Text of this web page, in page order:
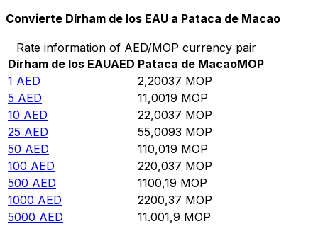
Convierte Dírham de los EAU a Pataca de Macao
Rate information of AED/MOP currency pair
Dírham de los EAUAED Pataca de MacaoMOP
1 AED 2,20037 MOP
5 AED 11,0019 MOP
10 AED 22,0037 MOP
25 AED 55,0093 MOP
50 AED 110,019 MOP
100 AED 220,037 MOP
500 AED 1100,19 MOP
1000 AED 2200,37 MOP
5000 AED 11.001,9 MOP